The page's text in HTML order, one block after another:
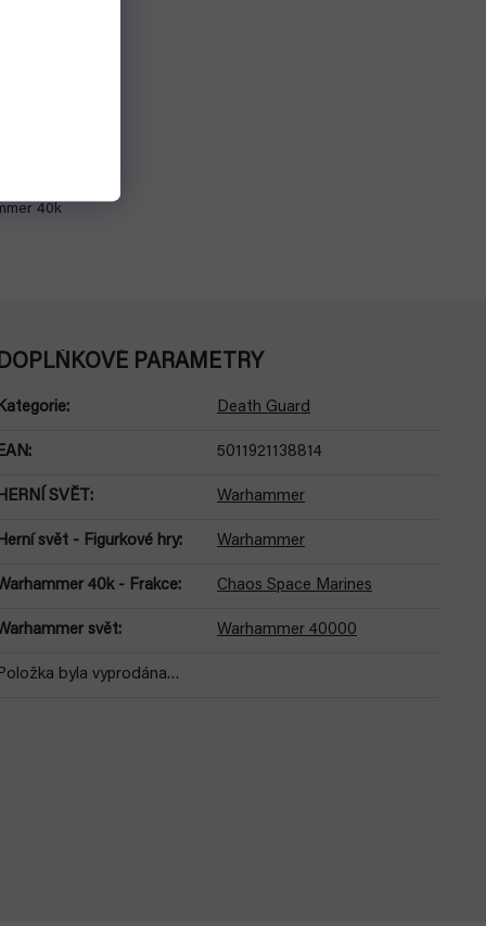
40k
PARAMETRY
: Death Guard
: 5011921138814
SVĚT : Warhammer
svět - Figurkové hry: Warhammer
40k - Frakce: Chaos Space Marines
svět: Warhammer 40000
byla vyprodána…